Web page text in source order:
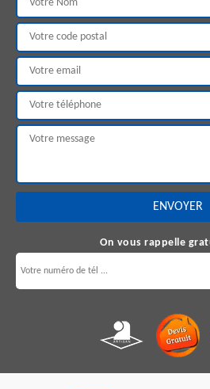
On vous rappelle